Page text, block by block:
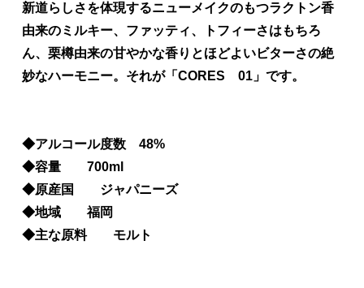
新道らしさを体現するニューメイクのもつラクトン香
由来のミルキー、ファッティ、トフィーさはもちろ
ん、栗樽由来の甘やかな香りとほどよいビターさの絶
妙なハーモニー。それが「CORES 01」です。
◆アルコール度数 48%
◆容量 700ml
◆原産国 ジャパニーズ
◆地域 福岡
◆主な原料 モルト